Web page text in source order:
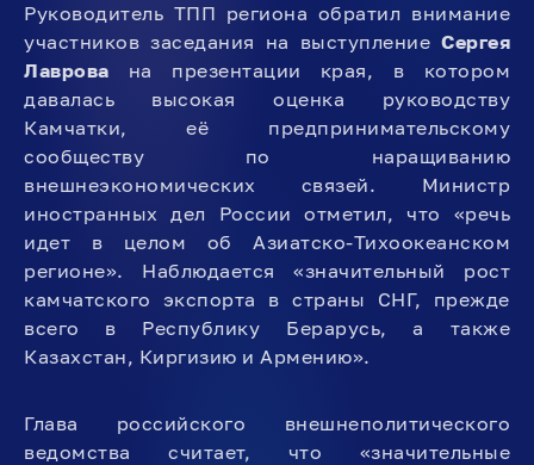
Руководитель ТПП региона обратил внимание
участников заседания на выступление Сергея
Лаврова на презентации края, в котором
давалась высокая оценка руководству
Камчатки, её предпринимательскому
сообществу по наращиванию
внешнеэкономических связей. Министр
иностранных дел России отметил, что «речь
идет в целом об Азиатско-Тихоокеанском
регионе». Наблюдается «значительный рост
камчатского экспорта в страны СНГ, прежде
всего в Республику Берарусь, а также
Казахстан, Киргизию и Армению».
Глава российского внешнеполитического
ведомства считает, что «значительные